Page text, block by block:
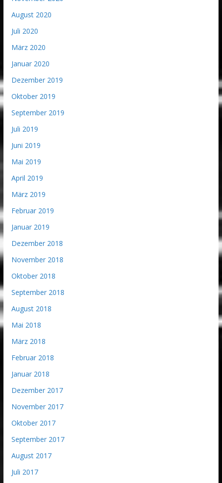
August 2020
Juli 2020
März 2020
Januar 2020
Dezember 2019
Oktober 2019
September 2019
Juli 2019
Juni 2019
Mai 2019
April 2019
März 2019
Februar 2019
Januar 2019
Dezember 2018
November 2018
Oktober 2018
September 2018
August 2018
Mai 2018
März 2018
Februar 2018
Januar 2018
Dezember 2017
November 2017
Oktober 2017
September 2017
August 2017
Juli 2017